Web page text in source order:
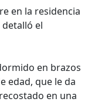
en la residencia
el
en brazos
edad, que le da
en una